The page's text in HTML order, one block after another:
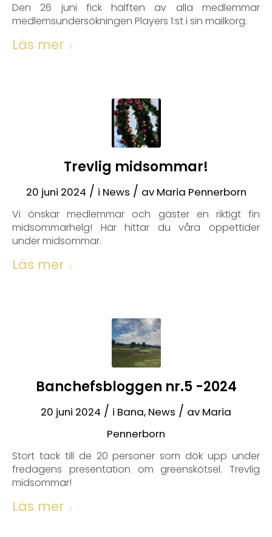
Den 26 juni fick hälften av alla medlemmar
medlemsundersökningen Players 1:st i sin mailkorg.
Läs mer
Trevlig midsommar!
20 juni 2024 / i News / av Maria Pennerborn
Vi önskar medlemmar och gäster en riktigt fin
midsommarhelg! Här hittar du våra öppettider
under midsommar.
Läs mer
Banchefsbloggen nr.5 -2024
20 juni 2024 / i Bana, News / av Maria
Pennerborn
Stort tack till de 20 personer som dök upp under
fredagens presentation om greenskötsel. Trevlig
midsommar!
Läs mer